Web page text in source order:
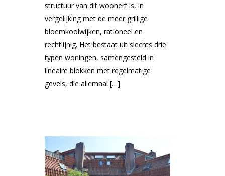
structuur van dit woonerf is, in
vergelijking met de meer grillige
bloemkoolwijken, rationeel en
rechtlijnig. Het bestaat uit slechts drie
typen woningen, samengesteld in
lineaire blokken met regelmatige
gevels, die allemaal […]